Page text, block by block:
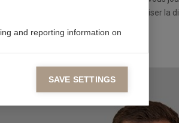
soutien, la Fondation ESSEC peut favoriser la
terme.
and reporting information on
to allow publishers to display
cookies, you grant
SAVE SETTINGS